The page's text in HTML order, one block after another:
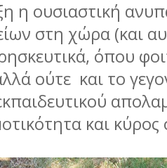
η ουσιαστική
στη χώρα (και
όπου
ούτε και το
και